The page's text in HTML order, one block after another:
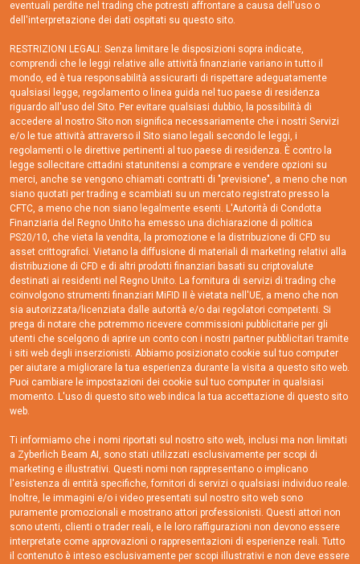
eventuali perdite nel trading che potresti affrontare a causa dell'uso o
dell'interpretazione dei dati ospitati su questo sito.
RESTRIZIONI LEGALI: Senza limitare le disposizioni sopra indicate,
comprendi che le leggi relative alle attività finanziarie variano in tutto il
mondo, ed è tua responsabilità assicurarti di rispettare adeguatamente
qualsiasi legge, regolamento o linea guida nel tuo paese di residenza
riguardo all'uso del Sito. Per evitare qualsiasi dubbio, la possibilità di
accedere al nostro Sito non significa necessariamente che i nostri Servizi
e/o le tue attività attraverso il Sito siano legali secondo le leggi, i
regolamenti o le direttive pertinenti al tuo paese di residenza. È contro la
legge sollecitare cittadini statunitensi a comprare e vendere opzioni su
merci, anche se vengono chiamati contratti di "previsione", a meno che non
siano quotati per trading e scambiati su un mercato registrato presso la
CFTC, a meno che non siano legalmente esenti. L'Autorità di Condotta
Finanziaria del Regno Unito ha emesso una dichiarazione di politica
PS20/10, che vieta la vendita, la promozione e la distribuzione di CFD su
asset crittografici. Vietano la diffusione di materiali di marketing relativi alla
distribuzione di CFD e di altri prodotti finanziari basati su criptovalute
destinati ai residenti nel Regno Unito. La fornitura di servizi di trading che
coinvolgono strumenti finanziari MiFID II è vietata nell'UE, a meno che non
sia autorizzata/licenziata dalle autorità e/o dai regolatori competenti. Si
prega di notare che potremmo ricevere commissioni pubblicitarie per gli
utenti che scelgono di aprire un conto con i nostri partner pubblicitari tramite
i siti web degli inserzionisti. Abbiamo posizionato cookie sul tuo computer
per aiutare a migliorare la tua esperienza durante la visita a questo sito web.
Puoi cambiare le impostazioni dei cookie sul tuo computer in qualsiasi
momento. L'uso di questo sito web indica la tua accettazione di questo sito
web.
Ti informiamo che i nomi riportati sul nostro sito web, inclusi ma non limitati
a Zyberlich Beam AI, sono stati utilizzati esclusivamente per scopi di
marketing e illustrativi. Questi nomi non rappresentano o implicano
l'esistenza di entità specifiche, fornitori di servizi o qualsiasi individuo reale.
Inoltre, le immagini e/o i video presentati sul nostro sito web sono
puramente promozionali e mostrano attori professionisti. Questi attori non
sono utenti, clienti o trader reali, e le loro raffigurazioni non devono essere
interpretate come approvazioni o rappresentazioni di esperienze reali. Tutto
il contenuto è inteso esclusivamente per scopi illustrativi e non deve essere